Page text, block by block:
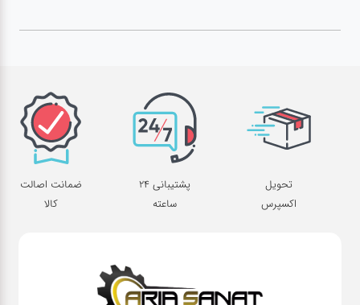
لوازم
یدکی
تحویل
اکسپرس
پشتیبانی 24
ساعته
ضمانت اصالت
کالا